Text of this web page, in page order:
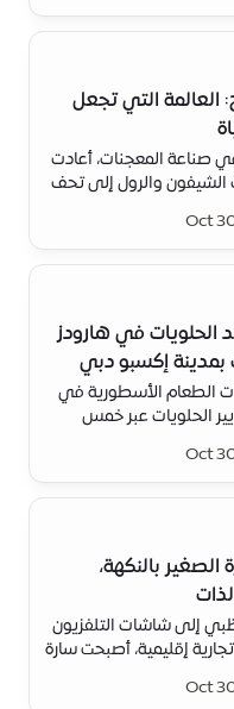
العالمة التي تجعل
صناعة المعجنات، أعادت
والرول إلى تحف
Oct
الحلويات في هارودز
إكسبو دبي
الطعام الأسطورية في
الحلويات عبر خمس
Oct
بالنكهة،
إلى شاشات التلفزيون
إقليمية، أصبحت سارة
في الإمارات.
Oct